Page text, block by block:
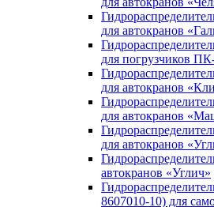
для автокранов
для погрузчиков
для автокранов
для автокранов
для автокранов
автокранов «Углич»
8607010-10) для